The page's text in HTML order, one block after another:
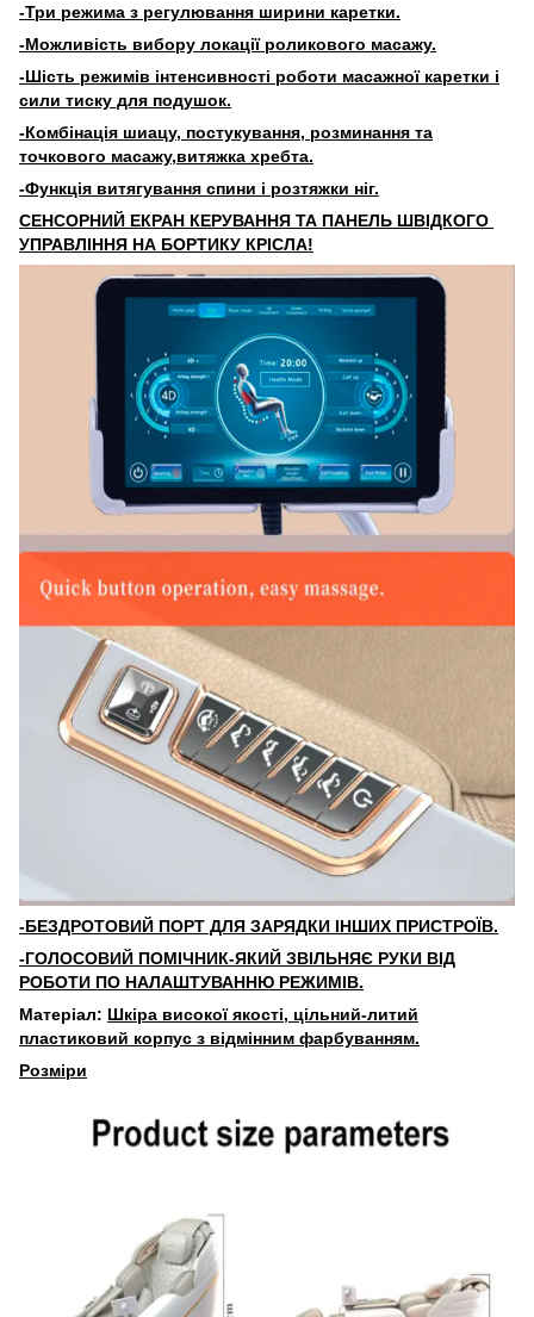
-Три режима з регулювання ширини каретки.
-Можливість вибору локації роликового масажу.
-Шість режимів інтенсивності роботи масажної каретки і
сили тиску для подушок.
-Комбінація шиацу, постукування, розминання та
точкового масажу,витяжка хребта.
-Функція витягування спини і розтяжки ніг.
СЕНСОРНИЙ ЕКРАН КЕРУВАННЯ ТА ПАНЕЛЬ ШВІДКОГО
УПРАВЛІННЯ НА БОРТИКУ КРІСЛА!
-БЕЗДРОТОВИЙ ПОРТ ДЛЯ ЗАРЯДКИ ІНШИХ ПРИСТРОЇВ.
-ГОЛОСОВИЙ ПОМІЧНИК-ЯКИЙ ЗВІЛЬНЯЄ РУКИ ВІД
РОБОТИ ПО НАЛАШТУВАННЮ РЕЖИМІВ.
Матеріал: Шкіра високоїякості, цільний-литий
пластиковий корпус з відмінним фарбуванням.
Розміри